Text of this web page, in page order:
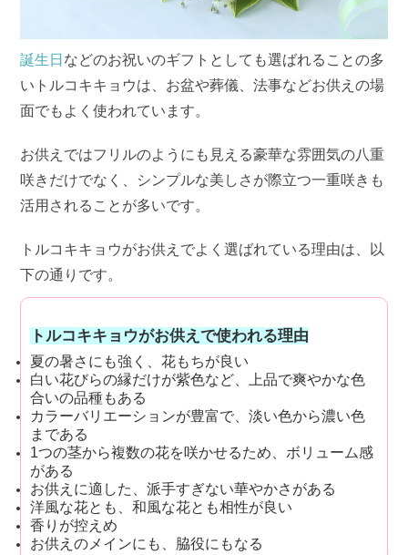
誕生日 などのお祝いのギフトとしても選ばれることの多
いトルコキキョウは、お盆や葬儀、法事などお供えの場
面でもよく使われています。
お供えではフリルのようにも見える豪華な雰囲気の八重
咲きだけでなく、シンプルな美しさが際立つ一重咲きも
活用されることが多いです。
トルコキキョウがお供えでよく選ばれている理由は、以
下の通りです。
トルコキキョウがお供えで使われる理由
夏の暑さにも強く、花もちが良い
白い花びらの縁だけが紫色など、上品で爽やかな色
合いの品種もある
カラーバリエーションが豊富で、淡い色から濃い色
まである
1つの茎から複数の花を咲かせるため、ボリューム感
がある
お供えに適した、派手すぎない華やかさがある
洋風な花とも、和風な花とも相性が良い
香りが控えめ
お供えのメインにも、脇役にもなる